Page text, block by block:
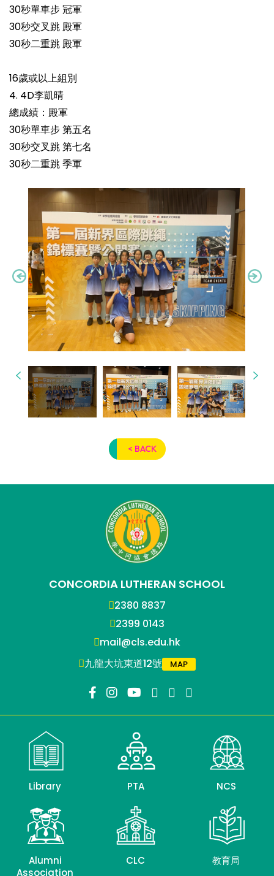
30秒單車步 冠軍
30秒交叉跳 殿軍
30秒二重跳 殿軍
16歲或以上組別
4. 4D李凱晴
總成績：殿軍
30秒單車步 第五名
30秒交叉跳 第七名
30秒二重跳 季軍
< BACK
CONCORDIA LUTHERAN SCHOOL
2380 8837
2399 0143
mail@cls.edu.hk
九龍大坑東道12號
MAP
Library PTA NCS
Alumni
Association
CLC 教育局